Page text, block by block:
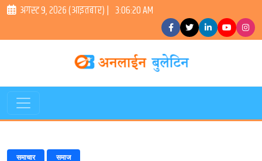
अगस्ट ९, २०२६ (आइतबार) | 3:06:21 AM
समाचार समाज